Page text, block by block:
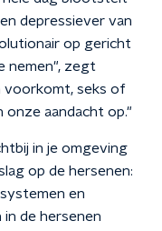
depressiever van
op gericht
nemen", zegt
voorkomt, seks of
onze aandacht op."
in je omgeving
op de hersenen:
en
de hersenen